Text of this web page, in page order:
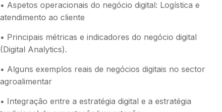
• Aspetos operacionais do negócio digital: Logística e
atendimento ao cliente
• Principais métricas e indicadores do negócio digital
(Digital Analytics).
• Alguns exemplos reais de negócios digitais no sector
agroalimentar
• Integração entre a estratégia digital e a estratégia